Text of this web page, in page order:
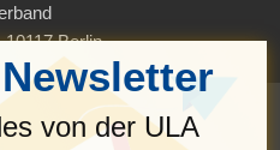
Berlin
verwendet, um die
von der ULA